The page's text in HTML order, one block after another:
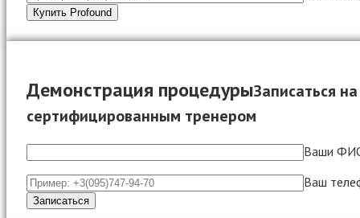
Демонстрация процедурыЗаписаться
сертифицированным тренером
Ваши
Ваш